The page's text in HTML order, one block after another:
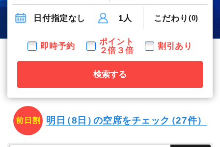
日付指定なし 1人 こだわり (0)
即時予約
ポイント
２倍３倍
割引あり
検索する
前日割 明日（8日）の空席をチェック（27件）